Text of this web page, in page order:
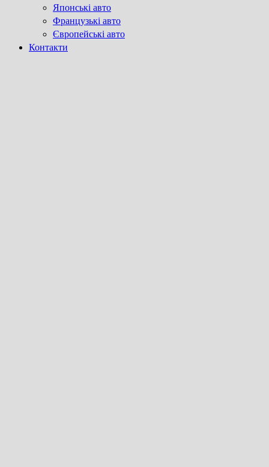
Японські авто
Французькі авто
Європейські авто
Контакти